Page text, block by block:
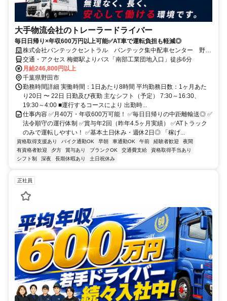
大手物流会社のトレーラードライバー
毎日日帰り×年収600万円以上可能✅AT車で運転負担も軽減◎
株式会社バンテックセントラル バンテック集中配車センター 野田
事務所
交通・アクセス 梅郷駅よりバス「南部工業団地入口」徒歩6分
月給246,800円以上
千葉県野田市
勤務時間詳細 実働時間：1日あたり8時間 平均勤務日数：1ヶ月あた
り20日 〜 22日 日勤及び夜勤 主なシフト（予定） 7:30～16:30、
19:30～4:00 ■運行するコースにより 出勤時...
仕事内容 ✅月40万・年収600万可能！ ✅毎日日帰りの中距離輸送◎ ✅
法令順守の運行体制 ✅賞与年2回（昨年4.5ヶ月実績） ✅ATトラック
のみで運転しやすい！ ✅基本土日休み・週休2日◎ 「稼げ...
資格取得支援あり バイク通勤OK 早朝 車通勤OK 午前 経験者歓迎
夜間
有資格者歓迎
夕方 賞与あり ブランクOK 交通費支給
資格取得手当あり
シフト制
深夜 長期休暇あり 土日祝休み
正社員